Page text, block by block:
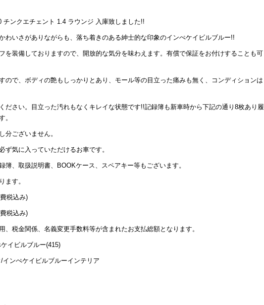
ンクエチェント 1.4 ラウンジ 入庫致しました!!
わいさがありながらも、落ち着きのある紳士的な印象のインぺケイビルブルー!!
を装備しておりますので、開放的な気分を味わえます。有償で保証をお付けすることも可
ので、ボディの艶もしっかりとあり、モール等の目立った痛みも無く、コンディションは
ださい。目立った汚れもなくキレイな状態です!!記録簿も新車時から下記の通り8枚あり履
。
分ございません。
ず気に入っていただけるお車です。
簿、取扱説明書、BOOKケース、スペアキー等もございます。
ます。
税込み)
税込み)
、税金関係、名義変更手数料等が含まれたお支払総額となります。
イビルブルー(415)
ンぺケイビルブルーインテリア